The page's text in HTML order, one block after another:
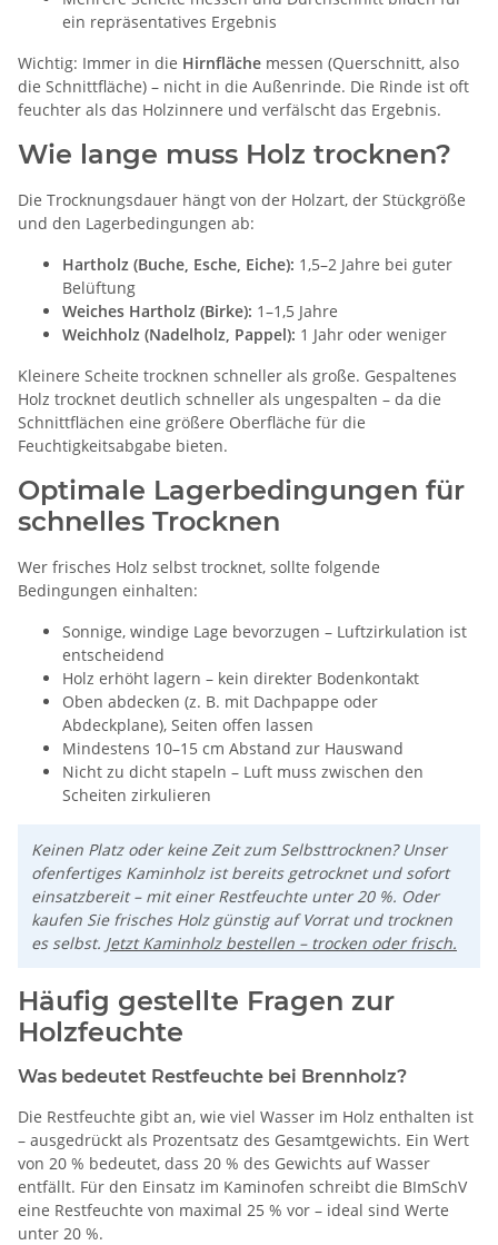
ein repräsentatives Ergebnis
Wichtig: Immer in die Hirnfläche messen (Querschnitt, also
die Schnittfläche) – nicht in die Außenrinde. Die Rinde ist oft
feuchter als das Holzinnere und verfälscht das Ergebnis.
Wie lange muss Holz trocknen?
Die Trocknungsdauer hängt von der Holzart, der Stückgröße
und den Lagerbedingungen ab:
Hartholz (Buche, Esche, Eiche): 1,5–2 Jahre bei guter
Belüftung
Weiches Hartholz (Birke): 1–1,5 Jahre
Weichholz (Nadelholz, Pappel): 1 Jahr oder weniger
Kleinere Scheite trocknen schneller als große. Gespaltenes
Holz trocknet deutlich schneller als ungespalten – da die
Schnittflächen eine größere Oberfläche für die
Feuchtigkeitsabgabe bieten.
Optimale Lagerbedingungen für
schnelles Trocknen
Wer frisches Holz selbst trocknet, sollte folgende
Bedingungen einhalten:
Sonnige, windige Lage bevorzugen – Luftzirkulation ist
entscheidend
Holz erhöht lagern – kein direkter Bodenkontakt
Oben abdecken (z. B. mit Dachpappe oder
Abdeckplane), Seiten offen lassen
Mindestens 10–15 cm Abstand zur Hauswand
Nicht zu dicht stapeln – Luft muss zwischen den
Scheiten zirkulieren
Keinen Platz oder keine Zeit zum Selbsttrocknen? Unser
ofenfertiges Kaminholz ist bereits getrocknet und sofort
einsatzbereit – mit einer Restfeuchte unter 20 %. Oder
kaufen Sie frisches Holz günstig auf Vorrat und trocknen
es selbst. Jetzt Kaminholz bestellen – trocken oder frisch.
Häufig gestellte Fragen zur
Holzfeuchte
Was bedeutet Restfeuchte bei Brennholz?
Die Restfeuchte gibt an, wie viel Wasser im Holz enthalten ist
– ausgedrückt als Prozentsatz des Gesamtgewichts. Ein Wert
von 20 % bedeutet, dass 20 % des Gewichts auf Wasser
entfällt. Für den Einsatz im Kaminofen schreibt die BImSchV
eine Restfeuchte von maximal 25 % vor – ideal sind Werte
unter 20 %.